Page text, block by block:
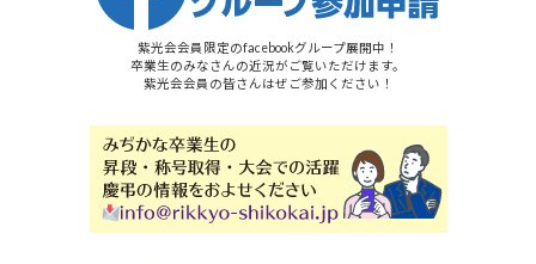
紫光会会員限定のfacebookグループ展開中！
卒業生のみなさんの近況がご覧いただけます。
紫光会会員の皆さんはぜご参加ください！